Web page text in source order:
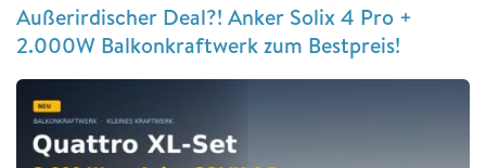
Außerirdischer Deal?! Anker Solix 4 Pro +
2.000W Balkonkraftwerk zum Bestpreis!